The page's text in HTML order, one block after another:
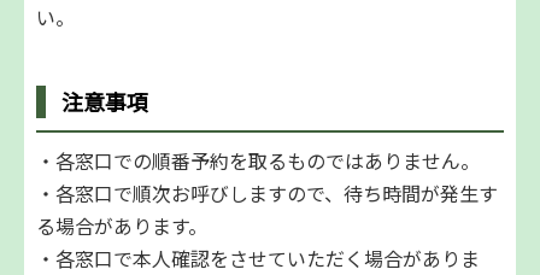
い。
注意事項
・各窓⼝での順番予約を取るものではありません。
・各窓⼝で順次お呼びしますので、待ち時間が発⽣す
る場合があります。
・各窓⼝で本⼈確認をさせていただく場合がありま